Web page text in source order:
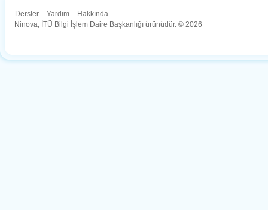
Dersler . Yardım . Hakkında
Ninova, İTÜ Bilgi İşlem Daire Başkanlığı ürünüdür. © 2026